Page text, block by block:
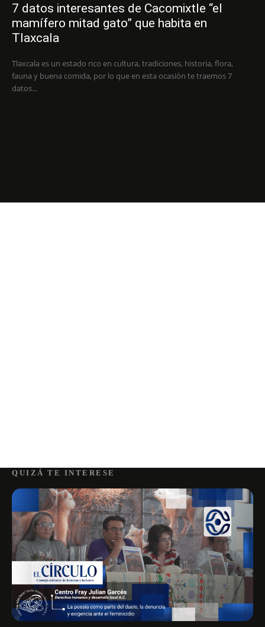
7 datos interesantes de Cacomixtle “el
mamífero mitad gato” que habita en
Tlaxcala
Tlaxcala es un estado rico en cultura, tradiciones, historia, flora,
fauna y buena comida, por lo que en esta ocasión te traemos 7
datos...
QUIZÁ TE INTERESE